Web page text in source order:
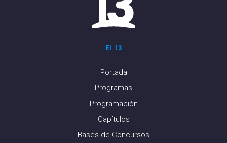
El 13
Portada
Programas
Programación
Capítulos
Bases de Concursos